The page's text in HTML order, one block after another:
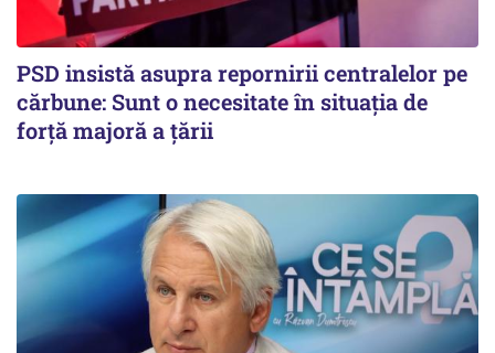
PSD insistă asupra repornirii centralelor pe
cărbune: Sunt o necesitate în situația de
forță majoră a țării